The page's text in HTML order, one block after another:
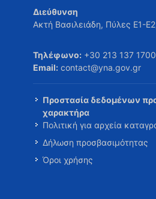
Διεύθυνση
Ακτή Βασιλειάδη, Πύλες Ε1-
Τηλέφωνο: +30 213 137 1700
Email: contact@yna.gov.gr
Προστασία δεδομένων
χαρακτήρα
Πολιτική για αρχεία
Δήλωση προσβασιμότητας
Όροι χρήσης